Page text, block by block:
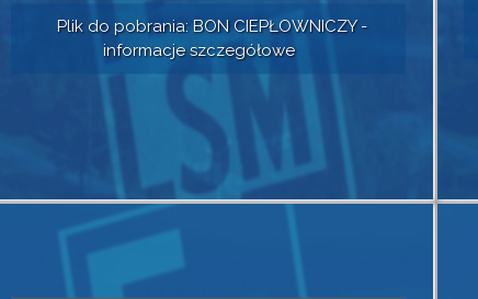
Czytaj dalej
Plik do pobrania: BON CIEPŁOWNICZY -
informacje szczegółowe